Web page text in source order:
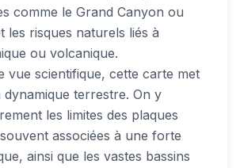
comme le Grand Canyon ou
les risques naturels liés à
ou volcanique.
vue scientifique, cette carte met
dynamique terrestre. On y
les limites des plaques
associées à une forte
ainsi que les vastes bassins